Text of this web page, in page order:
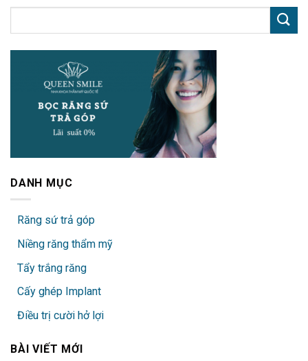
DANH MỤC
Răng sứ trả góp
Niềng răng thẩm mỹ
Tẩy trắng răng
Cấy ghép Implant
Điều trị cười hở lợi
BÀI VIẾT MỚI